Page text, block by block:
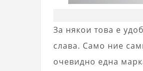
За някои това е
слава. Само ние
очевидно една